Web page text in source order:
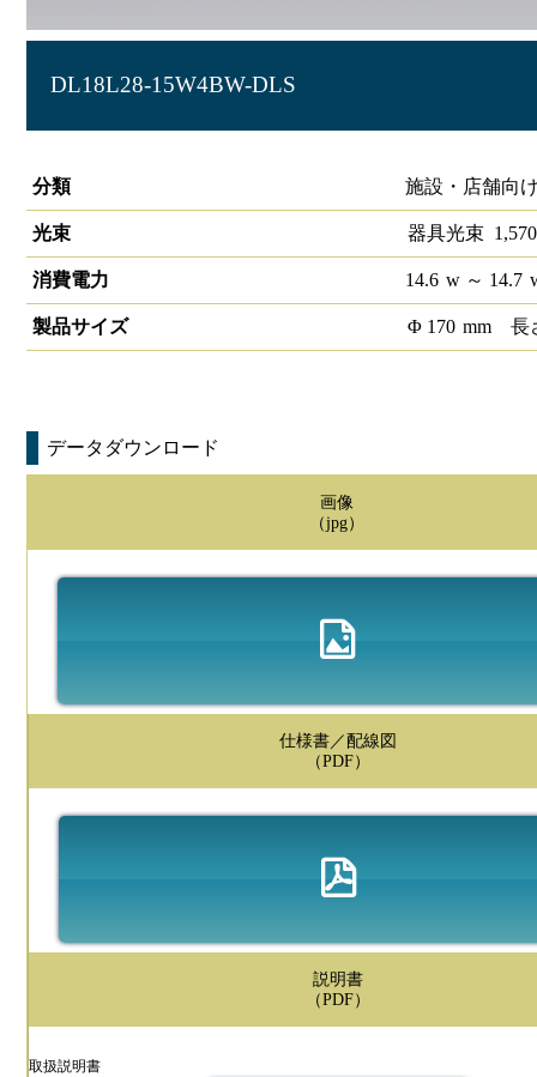
DL18L28-15W4BW-DLS
分類
施設・店舗向
光束 器具光束 1,570
消費電力 14.6 w～ 14.7
製品サイズ Φ 170 mm 長
データダウンロード
画像
（jpg）
仕様書／配線図
（PDF）
説明書
（PDF）
取扱説明書